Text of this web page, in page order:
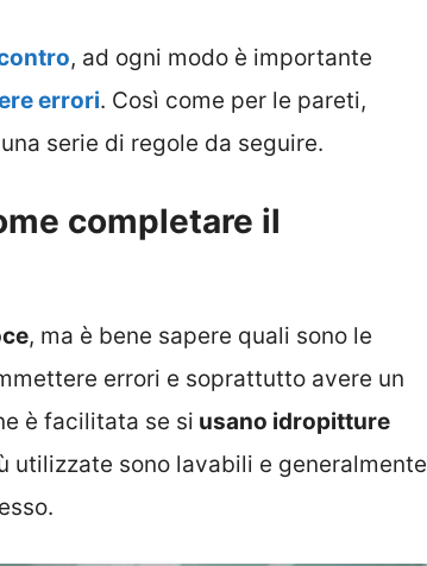
, ad ogni modo è importante
errori. Così come per le pareti,
serie di regole da seguire.
completare il
, ma è bene sapere quali sono le
errori e soprattutto avere un
è facilitata se si usano idropitture
utilizzate sono lavabili e generalmente